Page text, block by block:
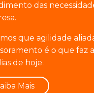
das
que agilidade
é o que faz
de hoje.
Mais